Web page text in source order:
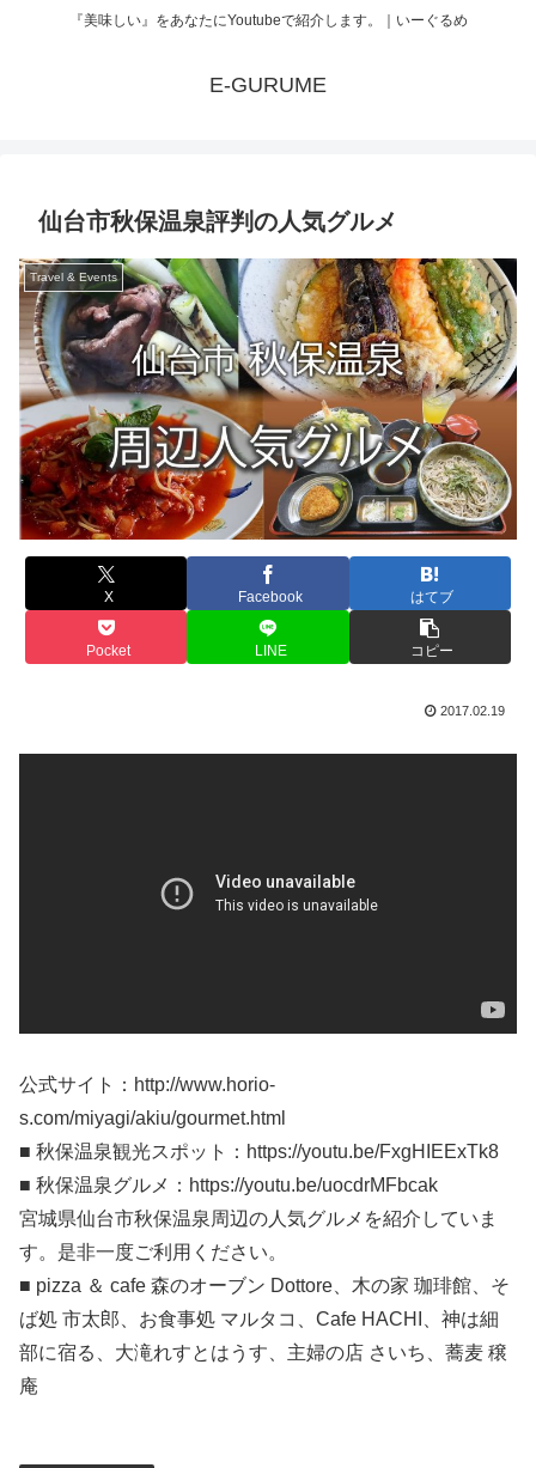
『美味しい』をあなたにYoutubeで紹介します。｜いーぐるめ
E-GURUME
仙台市秋保温泉評判の人気グルメ
Travel & Events
X Facebook はてブ
Pocket LINE コピー
2017.02.19
公式サイト：http://www.horio-
s.com/miyagi/akiu/gourmet.html
■ 秋保温泉観光スポット：https://youtu.be/FxgHIEExTk8
■ 秋保温泉グルメ：https://youtu.be/uocdrMFbcak
宮城県仙台市秋保温泉周辺の人気グルメを紹介していま
す。是非一度ご利用ください。
■ pizza ＆ cafe 森のオーブン Dottore、木の家 珈琲館、そ
ば処 市太郎、お食事処 マルタコ、Cafe HACHI、神は細
部に宿る、大滝れすとはうす、主婦の店 さいち、蕎麦 穣
庵